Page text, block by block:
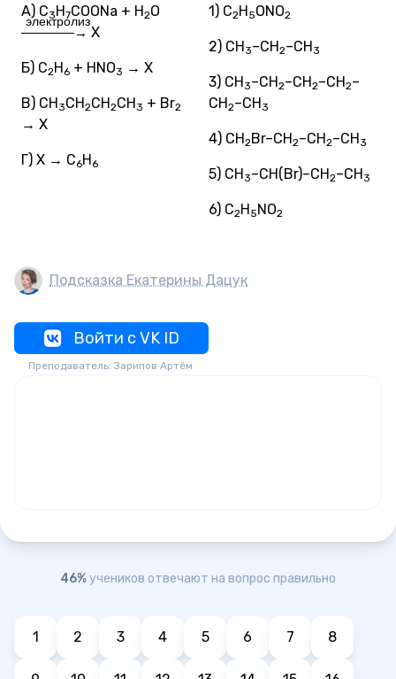
А) C3H7COONa + H2O
————→
электролиз
Х
Б) C2H6 + HNO3 → X
В) CH3CH2CH2CH3 + Br2
→ X
Г) X → C6H6
1) C2H5ONO2
2) CH3–CH2–CH3
3) CH3–CH2–CH2–CH2–
CH2–CH3
4) CH2Br–CH2–CH2–CH3
5) CH3–CH(Br)–CH2–CH3
6) C2H5NO2
Подсказка Екатерины Дацук
Войти с VK ID
Преподаватель: Зарипов Артём
46%учеников отвечают на вопрос правильно
1 2 3 4 5 6 7 8